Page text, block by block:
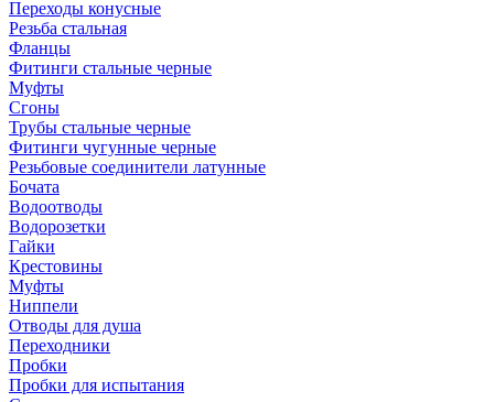
Переходы конусные
Резьба стальная
Фланцы
Фитинги стальные черные
Муфты
Сгоны
Трубы стальные черные
Фитинги чугунные черные
Резьбовые соединители латунные
Бочата
Водоотводы
Водорозетки
Гайки
Крестовины
Муфты
Ниппели
Отводы для душа
Переходники
Пробки
Пробки для испытания